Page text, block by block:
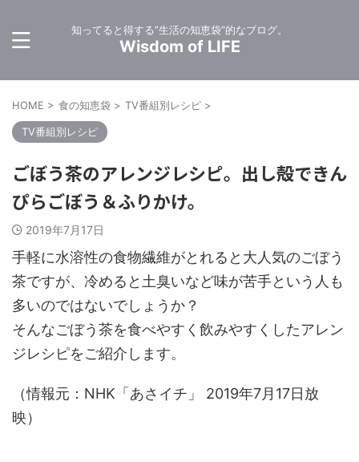
知ってると得する”生活の知恵袋”的なブログ。
Wisdom of LIFE
HOME > 食の知恵袋 > TV番組別レシピ >
TV番組別レシピ
ごぼう茶のアレンジレシピ。出し殻できん
ぴらごぼう＆ふりかけ。
2019年7月17日
手軽に水溶性の食物繊維がとれると大人気のごぼう
茶ですが、冷めると土臭いなど味が苦手という人も
多いのではないでしょうか？
そんなごぼう茶を食べやすく飲みやすくしたアレン
ジレシピをご紹介します。
（情報元：NHK「あさイチ」 2019年7月17日放
映）